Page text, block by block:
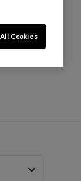
Cookies